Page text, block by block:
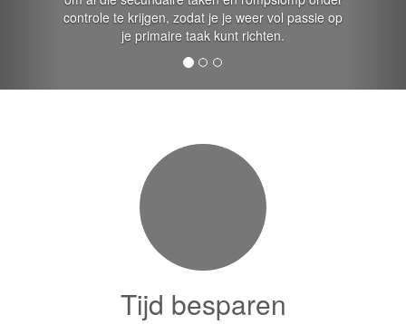
controle te krijgen, zodat je je weer vol passie op
je primaire taak kunt richten.
Tijd besparen